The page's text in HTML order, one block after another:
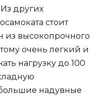
других
стоит
из высокопрочного
очень легкий и
нагрузку до 100
надувные